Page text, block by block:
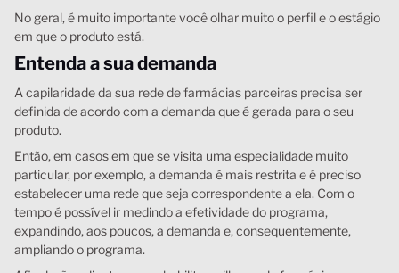
No geral, é muito importante você olhar muito o perfil e o estágio
em que o produto está.
Entenda a sua demanda
A capilaridade da sua rede de farmácias parceiras precisa ser
definida de acordo com a demanda que é gerada para o seu
produto.
Então, em casos em que se visita uma especialidade muito
particular, por exemplo, a demanda é mais restrita e é preciso
estabelecer uma rede que seja correspondente a ela. Com o
tempo é possível ir medindo a efetividade do programa,
expandindo, aos poucos, a demanda e, consequentemente,
ampliando o programa.